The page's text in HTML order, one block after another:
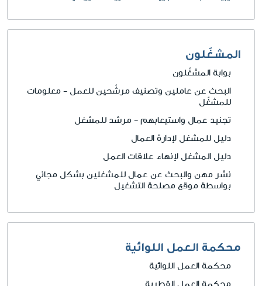
المشغّلون
بوابة المشغّلون
البحث عن عاملين وتصنيف مرشّحين للعمل - معلومات
للمشغّل
تجنيد عمال واستيعابهم - مرشد للمشغل
دليل للمشغل لإدارة العمال
دليل المشغل لإنهاء علاقات العمل
نشر مهن والبحث عن عمال للمشغلين بشكل مجاني
بواسطة موقع مصلحة التشغيل
محكمة العمل اللوائية
محكمة العمل اللوائية
محكمة العمل القطرية